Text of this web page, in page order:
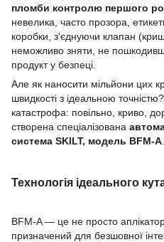
пломби контролю першого
невелика, часто прозора,
коробки, з'єднуючи клапан
неможливо зняти, не
продукт у безпеці.
Але як наносити мільйони цих
швидкості з ідеальною
катастрофа: повільно, криво,
створена спеціалізована
система SKILT, модель BFM-A
Технологія ідеального
BFM-A — це не просто
призначений для безшовної